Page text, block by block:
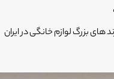
بزرگ لوازم خانگی در ایران